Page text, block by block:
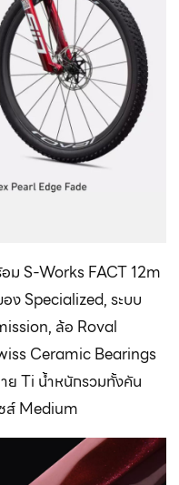
ม S-Works FACT 12m
ง Specialized, ระบบ
ล้อ Roval
Ceramic Bearings
ย Ti น้ำหนักรวมทั้งคัน
ส์ Medium